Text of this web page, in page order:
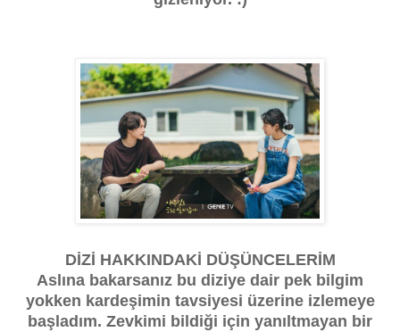
DİZİ HAKKINDAKİ DÜŞÜNCELERİM
Aslına bakarsanız bu diziye dair pek bilgim
yokken kardeşimin tavsiyesi üzerine izlemeye
başladım. Zevkimi bildiği için yanıltmayan bir